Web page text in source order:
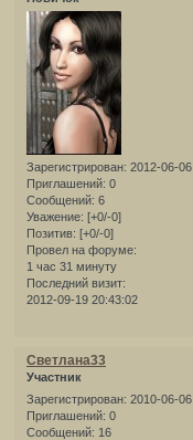
Зарегистрирован: 2012-06-06
Приглашений: 0
Сообщений: 6
Уважение: [+0/-0]
Позитив: [+0/-0]
Провел на форуме:
1 час 31 минуту
Последний визит:
2012-09-19 20:43:02
Светлана33
Участник
Зарегистрирован: 2010-06-06
Приглашений: 0
Сообщений: 16